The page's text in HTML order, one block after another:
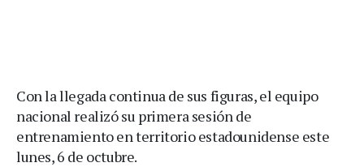
Con la llegada continua de sus figuras, el equipo
nacional realizó su primera sesión de
entrenamiento en territorio estadounidense este
lunes, 6 de octubre.